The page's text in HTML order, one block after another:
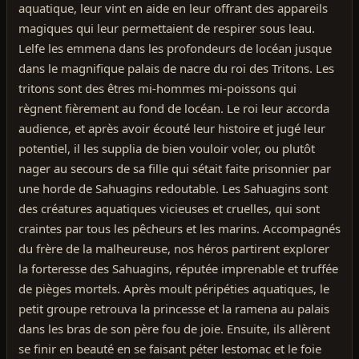
aquatique, leur vint en aide en leur offrant des appareils
magiques qui leur permettaient de respirer sous leau.
Lelfe les emmena dans les profondeurs de locéan jusque
dans le magnifique palais de nacre du roi des Tritons. Les
tritons sont des êtres mi-hommes mi-poissons qui
règnent fièrement au fond de locéan. Le roi leur accorda
audience, et après avoir écouté leur histoire et jugé leur
potentiel, il les supplia de bien vouloir voler, ou plutôt
nager au secours de sa fille qui sétait faite prisonnier par
une horde de Sahuagins redoutable. Les Sahuagins sont
des créatures aquatiques vicieuses et cruelles, qui sont
craintes par tous les pêcheurs et les marins. Accompagnés
du frère de la malheureuse, nos héros partirent explorer
la forteresse des Sahuagins, réputée imprenable et truffée
de pièges mortels. Après moult péripéties aquatiques, le
petit groupe retrouva la princesse et la ramena au palais
dans les bras de son père fou de joie. Ensuite, ils allèrent
se finir en beauté en se faisant péter lestomac et le foie